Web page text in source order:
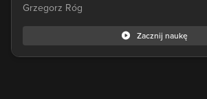
Grzegorz Róg
Zacznij naukę